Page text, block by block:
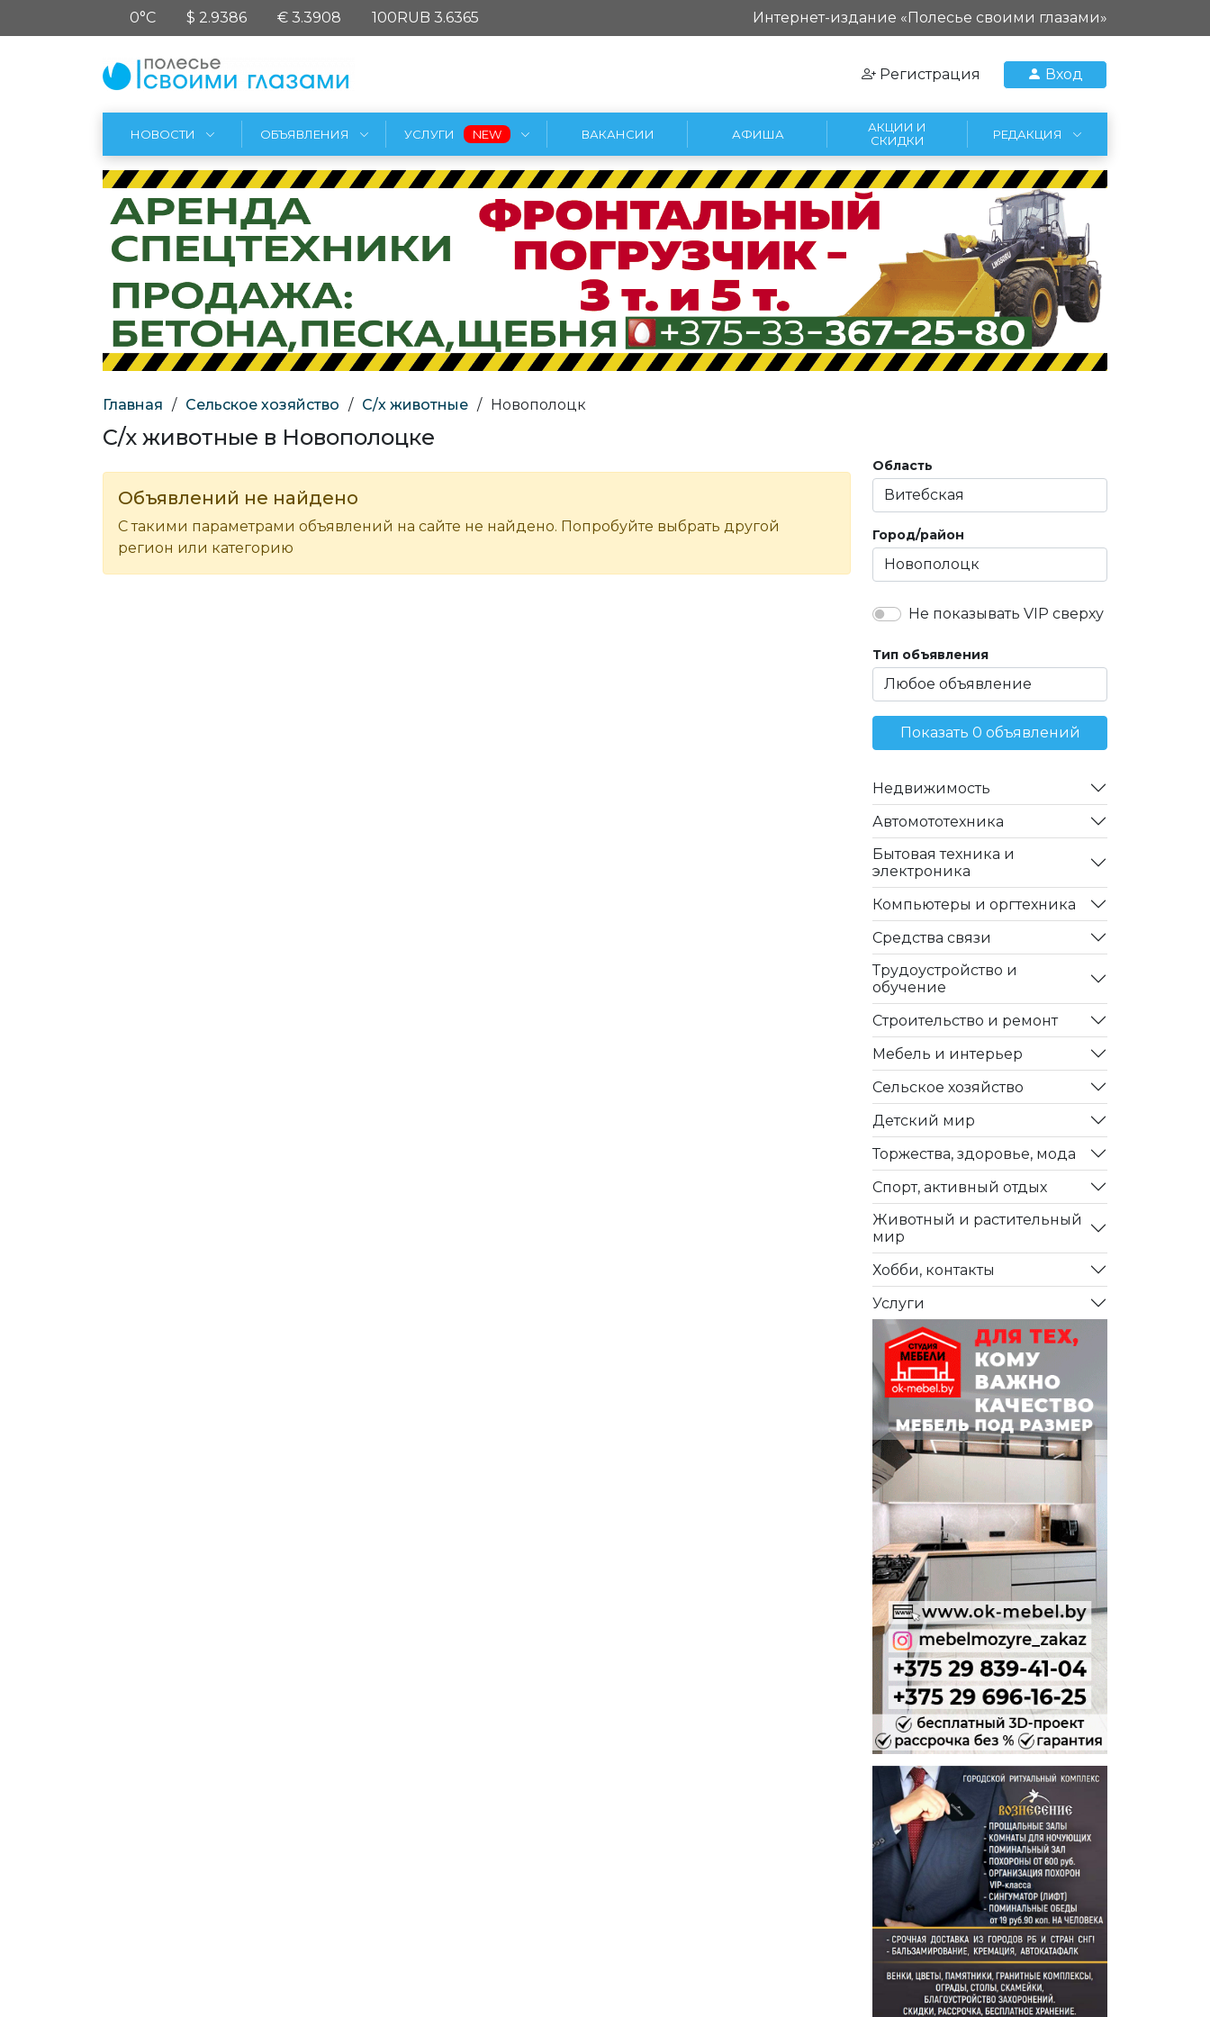
0°C $ 2.9386 € 3.3908 100RUB 3.6365 Интернет-издание «Полесье своими глазами»
Регистрация Вход
НОВОСТИ ОБЪЯВЛЕНИЯ УСЛУГИ ВАКАНСИИ АФИША
АКЦИИ И
СКИДКИ
РЕДАКЦИЯ
Главная / Сельское хозяйство / С/х животные / Новополоцк
С/х животные в Новополоцке
Объявлений не найдено
С такими параметрами объявлений на сайте не найдено. Попробуйте выбрать другой
регион или категорию
Область
Город/район
Не показывать VIP сверху
Тип объявления
Показать 0 объявлений
Недвижимость
Автомототехника
Бытовая техника и
электроника
Компьютеры и оргтехника
Средства связи
Трудоустройство и
обучение
Строительство и ремонт
Мебель и интерьер
Сельское хозяйство
Детский мир
Торжества, здоровье, мода
Спорт, активный отдых
Животный и растительный
мир
Хобби, контакты
Услуги